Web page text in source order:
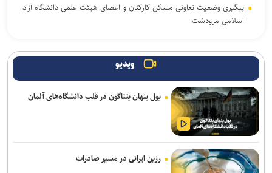
پیگیری وضعیت تعاونی مسکن کارکنان و اعضای هیئت علمی دانشگاه آزاد
اسلامی مرودشت
آزمایشگاه مولکولی حلال چه ویژگی‌هایی دارد؟
هکتار از مزارع خورشیدی عملیاتی شد
خبرنگاران دیده‌بانان امین جامعه و پرچمداران جهاد تبیین هستند
ویدیو
پول پنهان پنتاگون در قلب دانشگاه‌های آلمان
رزین ایرانی در مسیر صادرات